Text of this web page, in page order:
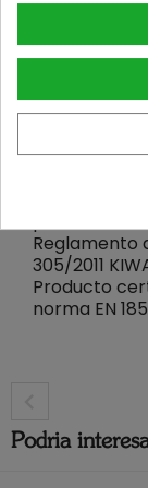
Evacuación
(estufas de
gaseosos.
Certificado
Reglamento
305/2011
Producto
norma EN
Podria